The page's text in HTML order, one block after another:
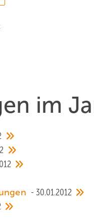
im
30.01.2012